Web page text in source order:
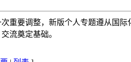
重要调整，新版个人专题遵从国
流奠定基础。